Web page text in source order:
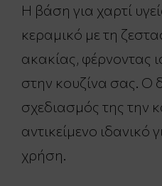
Η βάση για χαρτί
κεραμικό με τη
ακακίας, φέρνοντας
στην κουζίνα σας. Ο
σχεδιασμός της την
αντικείμενο ιδανικό
χρήση.